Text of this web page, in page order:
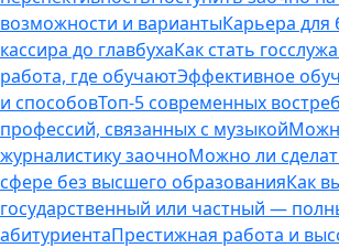
возможности и вариантыКарьера для
кассира до главбухаКак стать
работа, где обучаютЭффективное
и способовТоп-5 современных
профессий, связанных с музыкой
журналистику заочноМожно ли
сфере без высшего образованияКак
государственный или частный —
абитуриентаПрестижная работа и